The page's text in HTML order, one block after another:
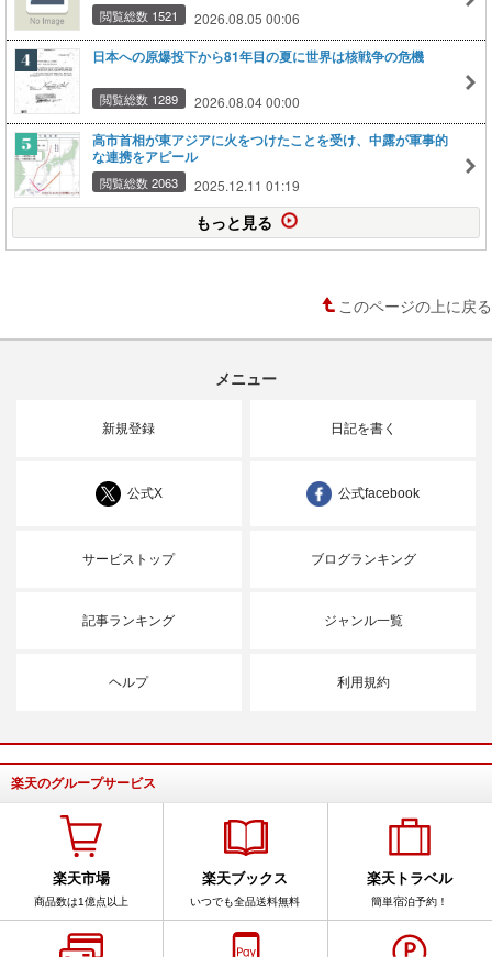
閲覧総数 1521 2026.08.05 00:06
日本への原爆投下から81年目の夏に世界は核戦争の危機
閲覧総数 1289 2026.08.04 00:00
高市首相が東アジアに火をつけたことを受け、中露が軍事的
な連携をアピール
閲覧総数 2063 2025.12.11 01:19
もっと見る
このページの上に戻る
メニュー
新規登録 日記を書く
公式X 公式facebook
サービストップ ブログランキング
記事ランキング ジャンル一覧
ヘルプ 利用規約
楽天のグループサービス
楽天市場
商品数は1億点以上
楽天ブックス
いつでも全品送料無料
楽天トラベル
簡単宿泊予約！